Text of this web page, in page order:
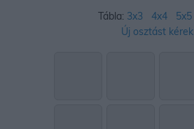
Tábla: 3x3 4x4 5x5
Új osztást kérek